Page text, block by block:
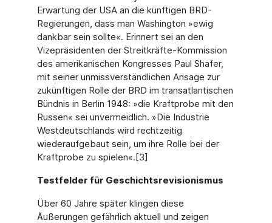
Erwartung der USA an die künftigen BRD-
Regierungen, dass man Washington »ewig
dankbar sein sollte«. Erinnert sei an den
Vizepräsidenten der Streitkräfte-Kommission
des amerikanischen Kongresses Paul Shafer,
mit seiner unmissverständlichen Ansage zur
zukünftigen Rolle der BRD im transatlantischen
Bündnis in Berlin 1948: »die Kraftprobe mit den
Russen« sei unvermeidlich. »Die Industrie
Westdeutschlands wird rechtzeitig
wiederaufgebaut sein, um ihre Rolle bei der
Kraftprobe zu spielen«.[3]
Testfelder für Geschichtsrevisionismus
Über 60 Jahre später klingen diese
Äußerungen gefährlich aktuell und zeigen